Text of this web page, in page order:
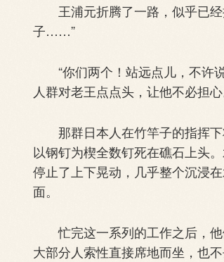
王浦元折腾了一路，似乎已经
子……”
“你们两个！站远点儿，不许说
人群对老王点点头，让他不必担心
那群日本人在竹竿子的指挥下
以钢钉为楔全数钉死在礁石上头
停止了上下晃动，几乎整个沉浸
面。
忙完这一系列的工作之后，他
大部分人索性直接席地而坐，也不